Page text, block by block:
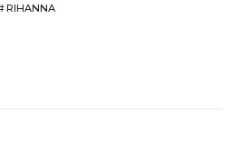
RIHANNA